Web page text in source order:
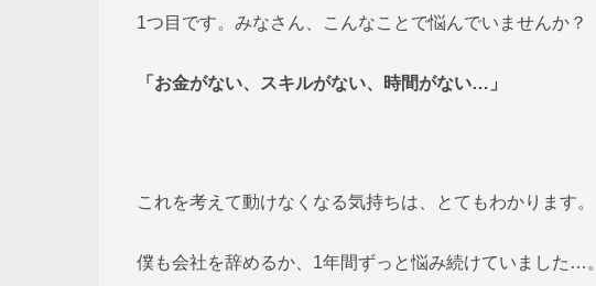
1つ目です。みなさん、こんなことで悩んでいませんか？
「お金がない、スキルがない、時間がない…」
これを考えて動けなくなる気持ちは、とてもわかります。
僕も会社を辞めるか、1年間ずっと悩み続けていました…。